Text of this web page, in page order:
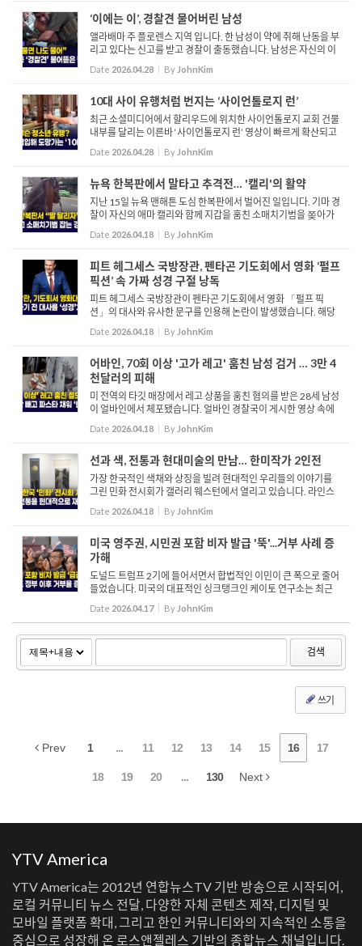
‘이에는 이’, 경찰견 물어버린 남성
앨라배마 주 플로렌스 지역 입니다. 한 남성이 약에 취해 난동을 부
리고 있다는 신고를 받고 경찰이 출동했습니다. 남성은 자신의 이
름이 데이빗 컬리버라고 밝힌 뒤 경찰들에게 자신에게 대한 태도
가 마음에 들지 않는다며 불만을 표출하고 있습니다. 이쪽으...
Date 2026.04.28 By JohnKim
10대 사이 유행처럼 번지는 ‘사이언톨로지 런’
최근 소셜미디어에서 할리우드에 위치한 사이언톨로지 교회 건물
내부를 달리는 이른바 ‘사이언톨로지 런’ 영상이 빠르게 확산되고
있습니다. 이는 온라인상에서 ‘스피드런’ 또는 ‘딥런’으로 불리는
유행의 일환으로, 참...
Date 2026.04.28 By JohnKim
뉴욕 한복판에서 말타고 추격전… '캘리'의 활약
지난 15일 뉴욕 맨해튼 도심 한복판에서 벌어진 일입니다. 기마 경
찰이 자신의 애마 캘리와 함께 지갑을 훔친 소매치기범을 쫒아가
고 있습니다. 소매치기범은 경찰의 지시에 따르지않고 계속 도주
합니다. 하지만 이를 목격한 시민의 도움으로 소매치기범은 멀...
Date 2026.04.18 By JohnKim
피트 헤그세스 국방장관, 펜타곤 기도회에서 영화 ‘펄프
픽션’ 속 가짜 성경 구절 낭독
피트 헤그세스 국방장관이 펜타곤 기도회에서 영화 「펄프 픽
션」의 대사와 유사한 문구를 인용해 논란이 발생했습니다. 해당
발언은 성경 에스겔 25장 17절에서 영감을 받은 것으로 설명됐지
만, 실제로는 영화와 각본에서 변형된 표현에 더 가깝다는 점과
Date 2026.04.18 By JohnKim
어바인, 70회 이상 '고가 레고' 훔친 남성 검거 … 3만 4
천달러의 피해
미 전역의 타깃 매장에서 레고 상품을 훔친 혐의를 받은 28세 남성
이 얼바인에서 체포됐습니다. 얼바인 경찰국이 게시한 영상 속에
서 해당 남성은 타깃 매장에 들어가 레고 코너를 둘러보는 모습이
포착됐고, 이후 대형 박스 세트 두 개를 집어 들고 결국 매장...
Date 2026.04.18 By JohnKim
선과 색, 전통과 현대미술의 만남… 한미작가 2인전
가장 한국적인 색채와 상징을 빌려 현대적인 우리들의 이야기를
그린 민화 전시회가 갤러리 웨스턴에서 열리고 있습니다. 라인스
앤드 컬러스, 트레디션 앤드 민화 라는 주제로 열린 이번 전시회는
자칫하면 어려울 수도 있는 민화를 누구나 쉽게 접근할 수 있...
Date 2026.04.18 By JohnKim
미국 영주권, 시민권 포함 비자 발급 '뚝'...거부 사례 증
가해
도널드 트럼프 2기에 들어서면서 합법적인 이민이 큰 폭으로 줄어
들었습니다. 미국의 대표적인 싱크탱크인 케이토 연구소는 최근
보고서를 통해 트럼프 행정부는 반이민 정책을 앞세워 불법 입국
감소를 주요 성과로 내세우고 있지만 합법 이민의 감소는 불법 ...
Date 2026.04.17 By JohnKim
검색
쓰기
Prev 1 ... 11 12 13 14 15 16 17
18 19 20 ... 130 Next
YTV America
YTV America는 2012년 연합뉴스TV 기반 방송으로 시작되어,
로컬 커뮤니티 뉴스 전달, 다양한 자체 콘텐츠 제작, 디지털 및
모바일 플랫폼 확대, 그리고 한인 커뮤니티와의 지속적인 소통을
중심으로 성장해 온 로스앤젤레스 기반의 종합뉴스 채널입니다.